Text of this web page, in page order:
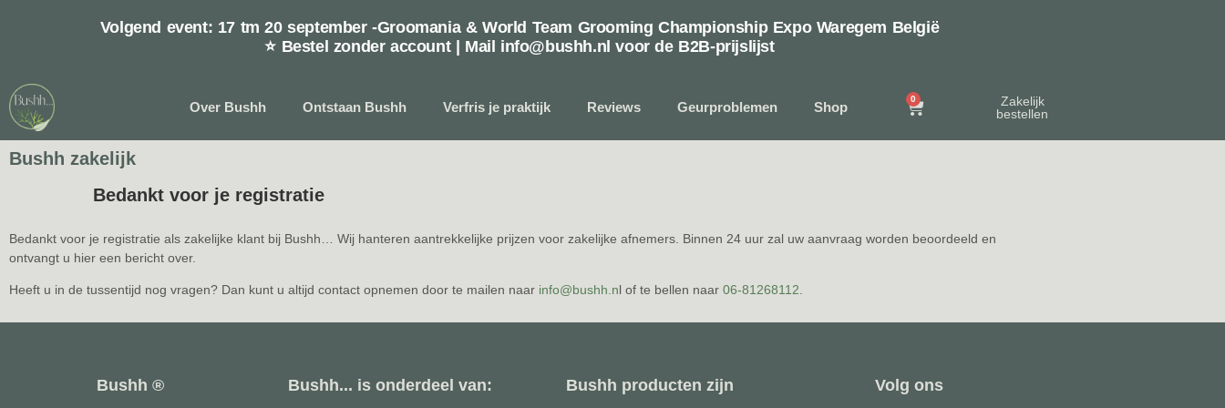
Volgend event: 17 tm 20 september -Groomania & World Team Grooming Championship Expo Waregem België
⭐ Bestel zonder account | Mail info@bushh.nl voor de B2B-prijslijst
Over Bushh Ontstaan Bushh Verfris je praktijk Reviews Geurproblemen Shop
0
Zakelijk
bestellen
Bushh zakelijk
Bedankt voor je registratie
Bedankt voor je registratie als zakelijke klant bij Bushh… Wij hanteren aantrekkelijke prijzen voor zakelijke afnemers. Binnen 24 uur zal uw aanvraag worden beoordeeld en
ontvangt u hier een bericht over.
Heeft u in de tussentijd nog vragen? Dan kunt u altijd contact opnemen door te mailen naar info@bushh.nl of te bellen naar 06-81268112.
Bushh ® Bushh... is onderdeel van: Bushh producten zijn Volg ons